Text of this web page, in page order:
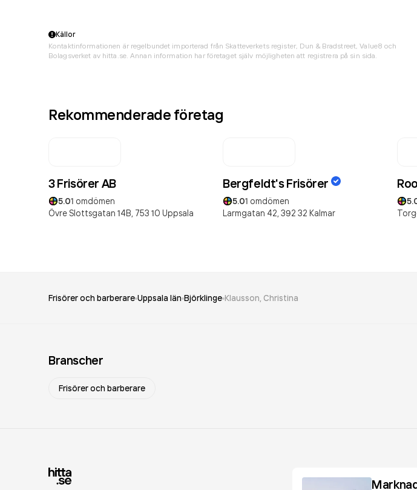
Källor
Kontaktinformationen är regelbundet importerad från Skatteverkets register, Dun & Bradstreet, Value8 och
Bolagsverket av hitta.se. Annan information har företaget själv möjligheten att registrera på sin sida.
Rekommenderade företag
3 Frisörer AB
5.01 omdömen
Övre Slottsgatan 14B, 753 10 Uppsala
Bergfeldt's Frisörer
5.01 omdömen
Larmgatan 42, 392 32 Kalmar
Frisörer och barberare Uppsala län Björklinge Klausson, Christina
Branscher
Frisörer och barberare